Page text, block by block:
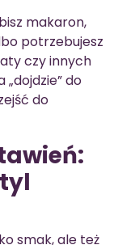
makaron,
potrzebujesz
czy innych
„dojdzie” do
do
smak, ale też